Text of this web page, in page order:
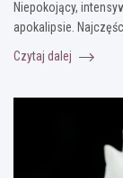
Niepokojący,
apokalipsie.
Czytaj dalej